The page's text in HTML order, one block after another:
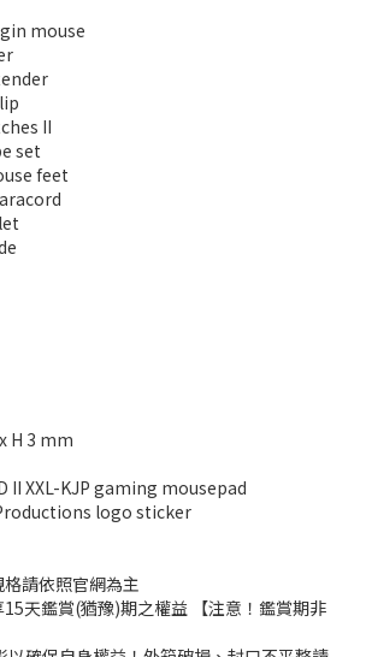
mouse
II
set
feet
H 3 mm
II XXL-KJP gaming mousepad
logo sticker
請依照官網為主
天鑑賞(猶豫)期之權益 【注意！鑑賞期非